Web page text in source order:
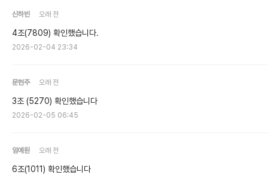
신하빈 오래 전
4조(7809) 확인했습니다.
2026-02-04 23:34
문현주 오래 전
3조 (5270) 확인했습니다
2026-02-05 06:45
임예원 오래 전
6조(1011) 확인했습니다